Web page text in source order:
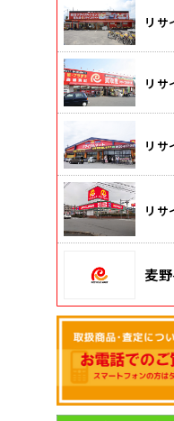
リサ
リサ
リサ
リサ
麦野